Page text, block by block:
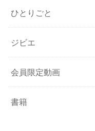
ひとりごと
ジビエ
会員限定動画
書籍